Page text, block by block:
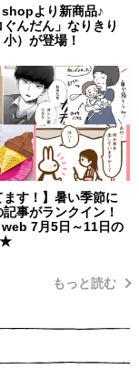
より新商品♪
ぐんだん」なりきり
）が登場！
ます！】暑い季節に
事がランクイン！
7月5日～11日の
もっと読む